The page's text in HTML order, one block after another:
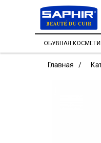
ОБУВНАЯ
Главная